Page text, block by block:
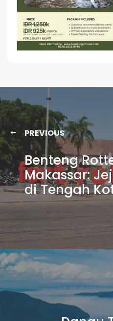
PREVIOUS
Benteng
Makassar:
di Tengah